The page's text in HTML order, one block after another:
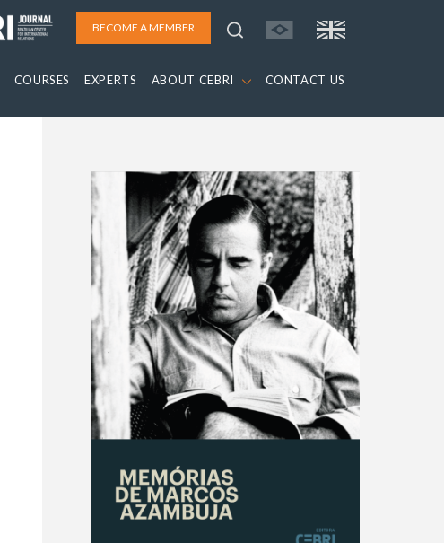
BECOME A MEMBER
COURSES EXPERTS ABOUT CEBRI CONTACT US